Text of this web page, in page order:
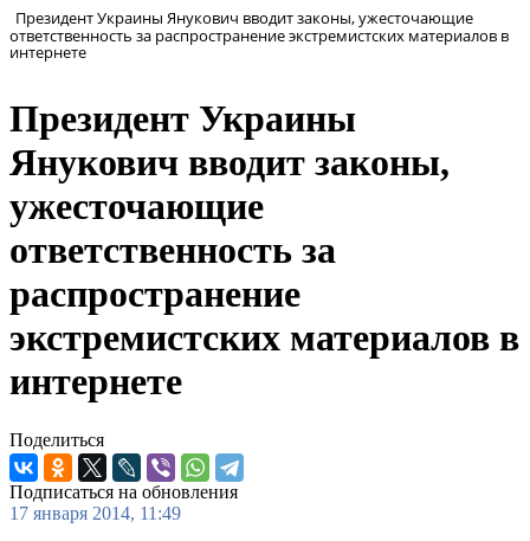
Президент Украины Янукович вводит законы, ужесточающие
ответственность за распространение экстремистских материалов в
интернете
Президент Украины
Янукович вводит законы,
ужесточающие
ответственность за
распространение
экстремистских материалов в
интернете
Поделиться
Подписаться на обновления
17 января 2014, 11:49